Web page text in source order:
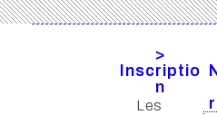
>
Inscriptio
n
Les